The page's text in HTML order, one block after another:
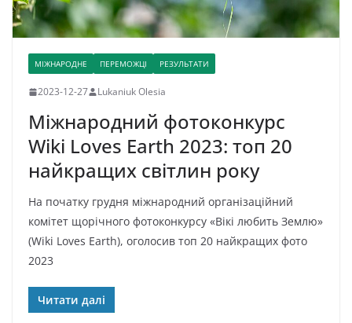
МІЖНАРОДНЕ ПЕРЕМОЖЦІ РЕЗУЛЬТАТИ
2023-12-27 Lukaniuk Olesia
Міжнародний фотоконкурс
Wiki Loves Earth 2023: топ 20
найкращих світлин року
На початку грудня міжнародний організаційний
комітет щорічного фотоконкурсу «Вікі любить Землю»
(Wiki Loves Earth), оголосив топ 20 найкращих фото
2023
Читати далі